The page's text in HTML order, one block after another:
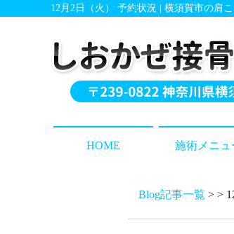
12月2日（火） 予約状況 | 横須賀市の
HOME 施術メニュ
Blog記事一覧 > >